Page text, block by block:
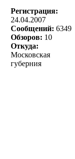
Регистрация:
24.04.2007
Сообщений: 6349
Обзоров: 10
Откуда:
Московская
губерния